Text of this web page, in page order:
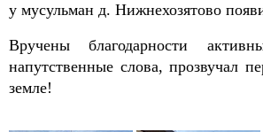
у мусульман д. Нижнехозятово
Вручены благодарности
напутственные слова, прозвучал
земле!